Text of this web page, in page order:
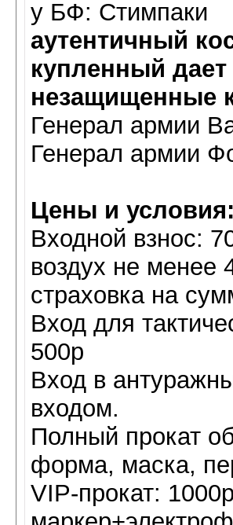
у БФ: Стимпаки
аутентичный
купленный
незащищенные
Генерал армии
Генерал армии
Цены и условия:
Входной взнос:
воздух не менее
страховка на
Вход для
500р
Вход в
входом.
Полный прокат
форма, маска,
VIP-прокат: